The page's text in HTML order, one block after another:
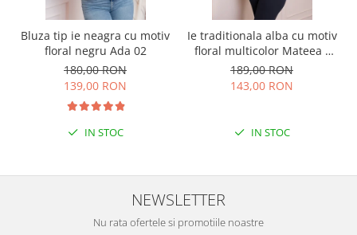
Bluza tip ie neagra cu motiv
floral negru Ada 02
180,00 RON
139,00 RON
IN STOC
Ie traditionala alba cu motiv
floral multicolor Mateea -
maneca lunga
189,00 RON
143,00 RON
IN STOC
NEWSLETTER
Nu rata ofertele si promotiile noastre